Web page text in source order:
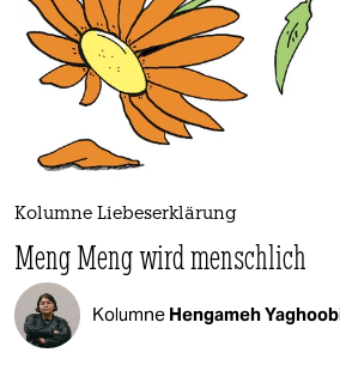
Kolumne Liebeserklärung
Meng Meng wird menschlich
Kolumne Hengameh